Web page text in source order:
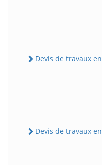
Devis de travaux
Devis de travaux